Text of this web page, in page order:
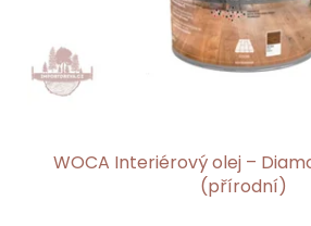
WOCA Interiérový olej –
(přírodní)